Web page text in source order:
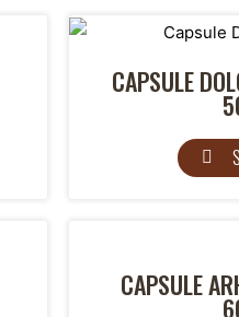
CAPSULE
CAPSULE